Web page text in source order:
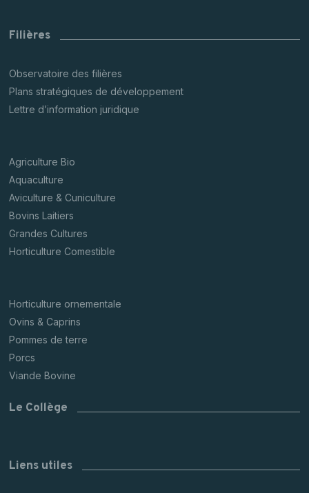
Filières
Observatoire des filières
Plans stratégiques de développement
Lettre d’information juridique
Agriculture Bio
Aquaculture
Aviculture & Cuniculture
Bovins Laitiers
Grandes Cultures
Horticulture Comestible
Horticulture ornementale
Ovins & Caprins
Pommes de terre
Porcs
Viande Bovine
Le Collège
Liens utiles